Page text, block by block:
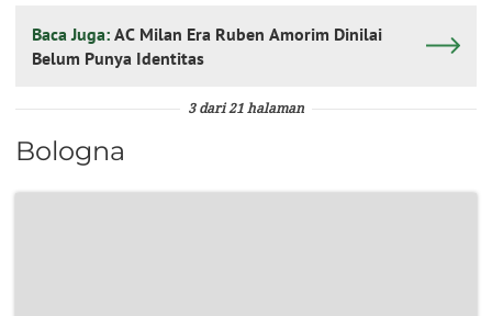
Baca Juga: AC Milan Era Ruben Amorim Dinilai
Belum Punya Identitas
3 dari 21 halaman
Bologna